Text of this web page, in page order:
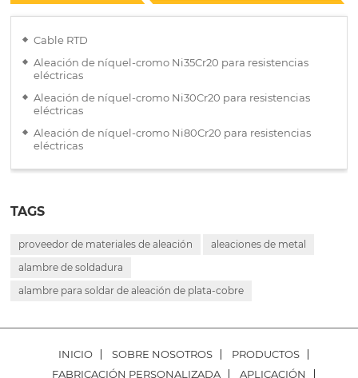
Cable RTD
Aleación de níquel-cromo Ni35Cr20 para resistencias
eléctricas
Aleación de níquel-cromo Ni30Cr20 para resistencias
eléctricas
Aleación de níquel-cromo Ni80Cr20 para resistencias
eléctricas
TAGS
proveedor de materiales de aleación
aleaciones de metal
alambre de soldadura
alambre para soldar de aleación de plata-cobre
INICIO SOBRE NOSOTROS
PRODUCTOS
FABRICACIÓN PERSONALIZADA
APLICACIÓN